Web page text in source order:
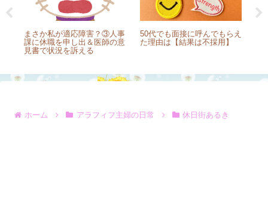
【3月退社】辞めるとなると
優しくなる人達？
ケーキをトングでつかむ裏
技！ケーキ屋のクリスマスの
ホーム アラフィフ主婦の日常 休日街あるき